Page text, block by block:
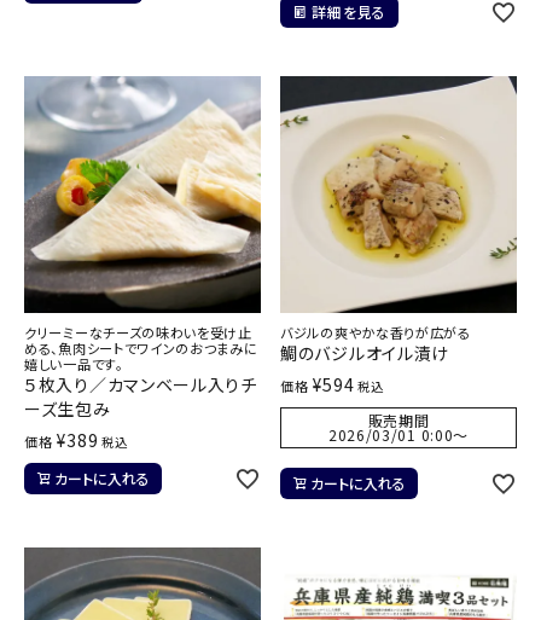
詳細を見る
クリーミーなチーズの味わいを受け止
める、魚肉シートでワインのおつまみに
嬉しい一品です。
５枚入り／カマンベール入りチ
ーズ生包み
価格 ¥389 税込
カートに入れる
バジルの爽やかな香りが広がる
鯛のバジルオイル漬け
価格 ¥594 税込
販売期間
2026/03/01 0:00〜
カートに入れる